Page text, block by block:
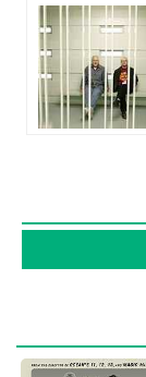
و همکاری در کنار
Michael
اما در
داشته است.
سولاریس،فیلم